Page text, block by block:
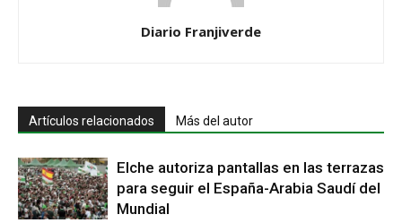
Diario Franjiverde
Artículos relacionados Más del autor
Elche autoriza pantallas en las terrazas
para seguir el España-Arabia Saudí del
Mundial